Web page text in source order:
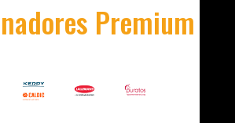
Premium